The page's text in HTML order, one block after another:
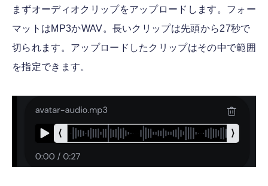
まずオーディオクリップをアップロードします。フォー
マットはMP3かWAV。長いクリップは先頭から27秒で
切られます。アップロードしたクリップはその中で範囲
を指定できます。